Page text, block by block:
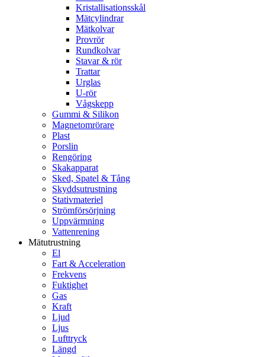
Kristallisationsskål
Mätcylindrar
Mätkolvar
Provrör
Rundkolvar
Stavar & rör
Trattar
Urglas
U-rör
Vågskepp
Gummi & Silikon
Magnetomrörare
Plast
Porslin
Rengöring
Skakapparat
Sked, Spatel & Tång
Skyddsutrustning
Stativmateriel
Strömförsörjning
Uppvärmning
Vattenrening
Mätutrustning
El
Fart & Acceleration
Frekvens
Fuktighet
Gas
Kraft
Ljud
Ljus
Lufttryck
Längd